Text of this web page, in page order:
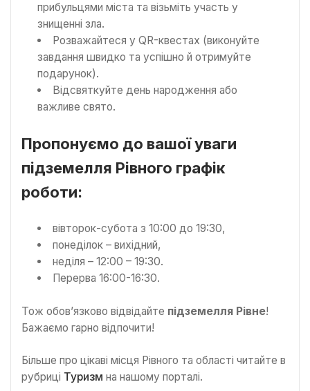
прибульцями міста та візьміть участь у
знищенні зла.
Розважайтеся у QR-квестах (виконуйте
завдання швидко та успішно й отримуйте
подарунок).
Відсвяткуйте день народження або
важливе свято.
Пропонуємо до вашої уваги
підземелля Рівного графік
роботи:
вівторок-субота з 10:00 до 19:30,
понеділок – вихідний,
неділя – 12:00 – 19:30.
Перерва 16:00-16:30.
Тож обов’язково відвідайте підземелля Рівне!
Бажаємо гарно відпочити!
Більше про цікаві місця Рівного та області читайте в
рубриці Туризм на нашому порталі.